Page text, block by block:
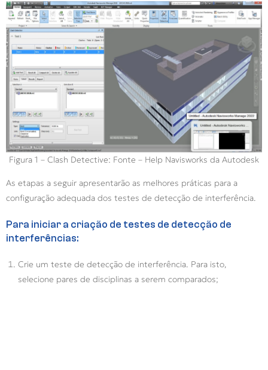
Figura 1 – Clash Detective: Fonte – Help Navisworks da Autodesk
As etapas a seguir apresentarão as melhores práticas para a
configuração adequada dos testes de detecção de interferência.
Para iniciar a criação de testes de detecção de
interferências:
Crie um teste de detecção de interferência. Para isto,
selecione pares de disciplinas a serem comparados;